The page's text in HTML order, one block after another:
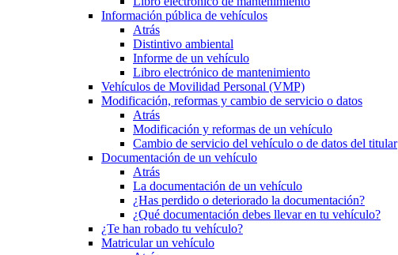
Información pública de vehículos
Atrás
Distintivo ambiental
Informe de un vehículo
Libro electrónico de mantenimiento
Vehículos de Movilidad Personal (VMP)
Modificación, reformas y cambio de servicio o datos
Atrás
Modificación y reformas de un vehículo
Cambio de servicio del vehículo o de datos del titular
Documentación de un vehículo
Atrás
La documentación de un vehículo
¿Has perdido o deteriorado la documentación?
¿Qué documentación debes llevar en tu vehículo?
¿Te han robado tu vehículo?
Matricular un vehículo